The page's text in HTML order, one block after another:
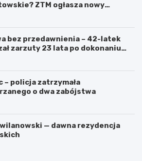
ZTM ogłasza nowy
bez przedawnienia – 42-latek
zarzuty 23 lata po dokonaniu
– policja zatrzymała
o dwa zabójstwa
wilanowski — dawna rezydencja